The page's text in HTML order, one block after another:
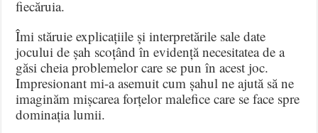
fiecăruia.
Îmi stăruie explicațiile și interpretările sale date
jocului de șah scoțând în evidență necesitatea de a
găsi cheia problemelor care se pun în acest joc.
Impresionant mi-a asemuit cum șahul ne ajută să ne
imaginăm mișcarea forțelor malefice care se face spre
dominația lumii.